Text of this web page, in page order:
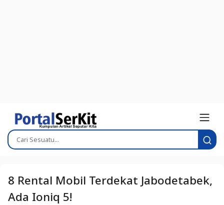
8 Rental Mobil Terdekat Jabodetabek,
Ada Ioniq 5!